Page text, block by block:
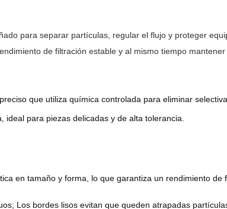
para separar partículas, regular el flujo y proteger
de filtración estable y al mismo tiempo mantener
que utiliza química controlada para eliminar
para piezas delicadas y de alta tolerancia.
en tamaño y forma, lo que garantiza un rendimiento de
Los bordes lisos evitan que queden atrapadas